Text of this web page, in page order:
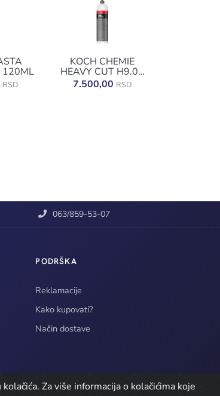
120ML
RSD
KOCH CHEMIE
HEAVY CUT H9.02
1L
7.500,00 RSD
063/859-53-07
PODRŠKA
Reklamacije
Kako kupovati?
Način dostave
Za više informacija o kolačićima koje